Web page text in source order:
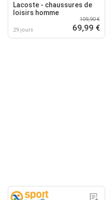
Lacoste - chaussures de
loisirs homme
29 jours
109,90 €
69,99 €